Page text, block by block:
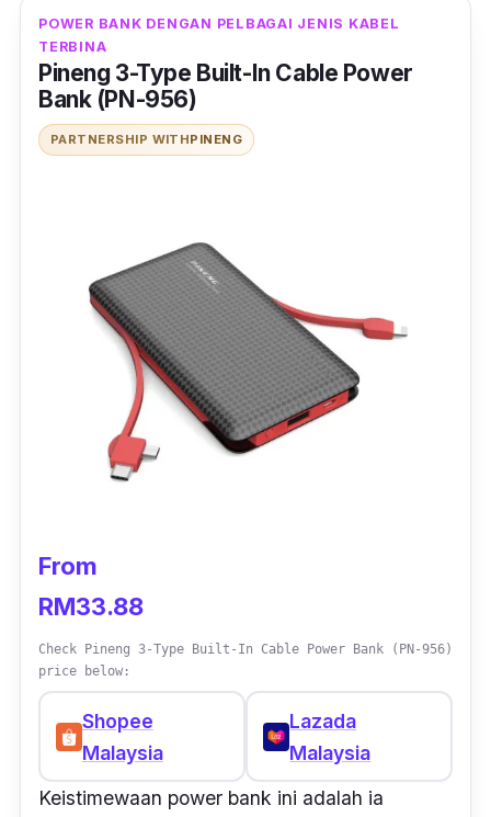
POWER BANK DENGAN PELBAGAI JENIS KABEL
TERBINA
Pineng 3-Type Built-In Cable Power
Bank (PN-956)
PARTNERSHIP WITHPINENG
From
RM33.88
Check Pineng 3-Type Built-In Cable Power Bank (PN-956)
price below:
Shopee
Malaysia
Lazada
Malaysia
Keistimewaan power bank ini adalah ia